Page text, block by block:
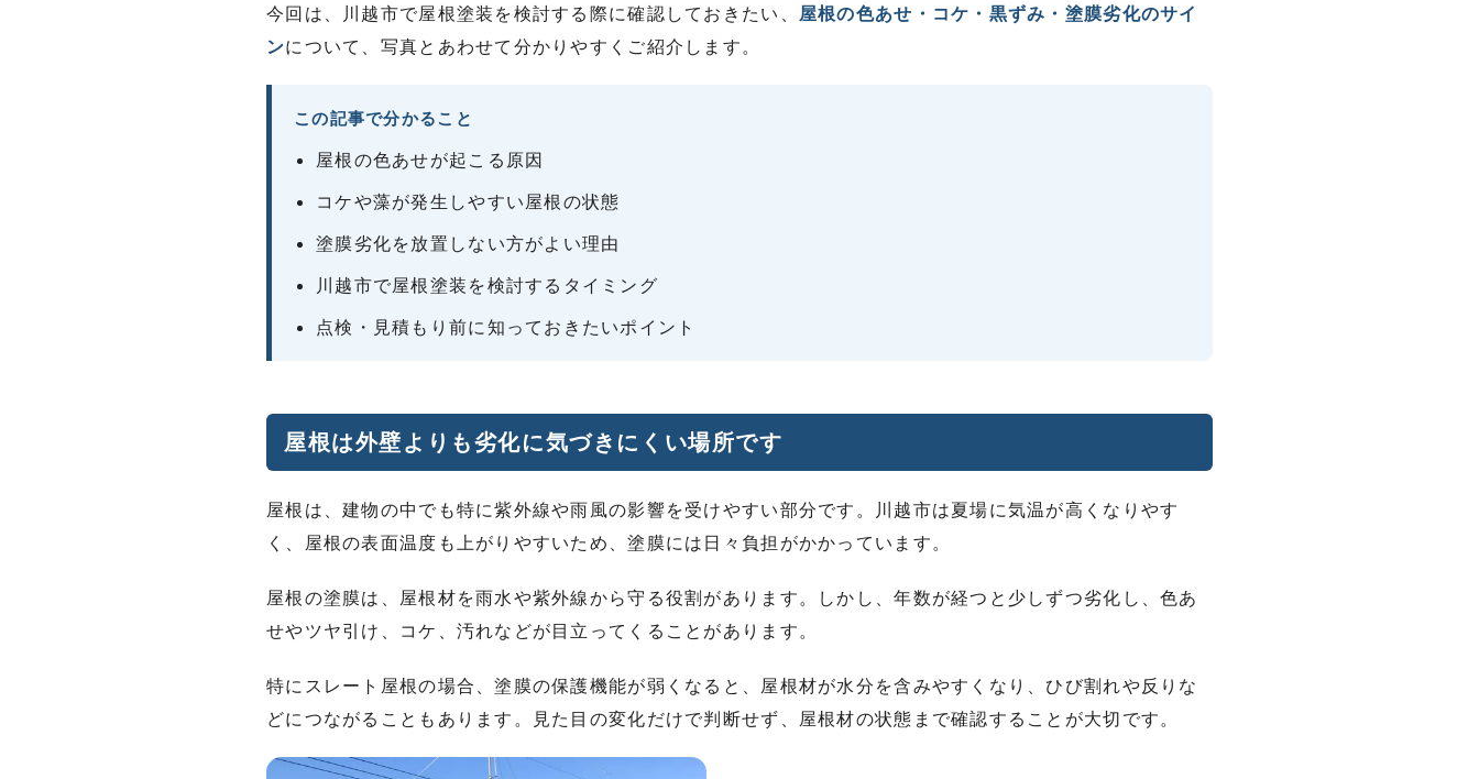
今回は、川越市で屋根塗装を検討する際に確認しておきたい、 屋根の色あせ・コケ・黒ずみ・塗膜劣化のサイ
ンについて、写真とあわせて分かりやすくご紹介します。
この記事で分かること
屋根の色あせが起こる原因
コケや藻が発生しやすい屋根の状態
塗膜劣化を放置しない方がよい理由
川越市で屋根塗装を検討するタイミング
点検・見積もり前に知っておきたいポイント
屋根は外壁よりも劣化に気づきにくい場所です
屋根は、建物の中でも特に紫外線や雨風の影響を受けやすい部分です。川越市は夏場に気温が高くなりやす
く、屋根の表面温度も上がりやすいため、塗膜には日々負担がかかっています。
屋根の塗膜は、屋根材を雨水や紫外線から守る役割があります。しかし、年数が経つと少しずつ劣化し、色あ
せやツヤ引け、コケ、汚れなどが目立ってくることがあります。
特にスレート屋根の場合、塗膜の保護機能が弱くなると、屋根材が水分を含みやすくなり、ひび割れや反りな
どにつながることもあります。見た目の変化だけで判断せず、屋根材の状態まで確認することが大切です。